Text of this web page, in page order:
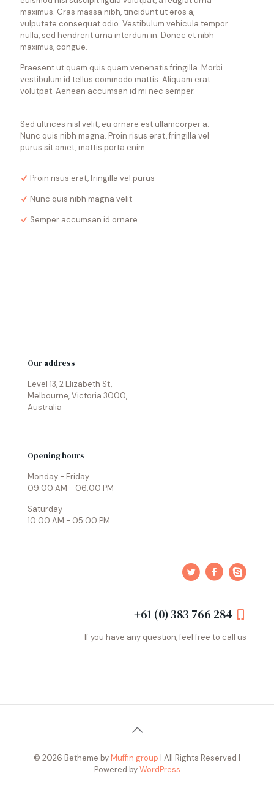
maximus. Cras massa nibh, tincidunt ut eros a,
vulputate consequat odio. Vestibulum vehicula tempor
nulla, sed hendrerit urna interdum in. Donec et nibh
maximus, congue.
Praesent ut quam quis quam venenatis fringilla. Morbi
vestibulum id tellus commodo mattis. Aliquam erat
volutpat. Aenean accumsan id mi nec semper.
Sed ultrices nisl velit, eu ornare est ullamcorper a.
Nunc quis nibh magna. Proin risus erat, fringilla vel
purus sit amet, mattis porta enim.
Proin risus erat, fringilla vel purus
Nunc quis nibh magna velit
Semper accumsan id ornare
Our address
Level 13, 2 Elizabeth St,
Melbourne, Victoria 3000,
Australia
Opening hours
Monday - Friday
09:00 AM - 06:00 PM
Saturday
10:00 AM - 05:00 PM
+61 (0) 383 766 284
If you have any question, feel free to call us
© 2026 Betheme byMuffin group | All Rights Reserved |
Powered byWordPress